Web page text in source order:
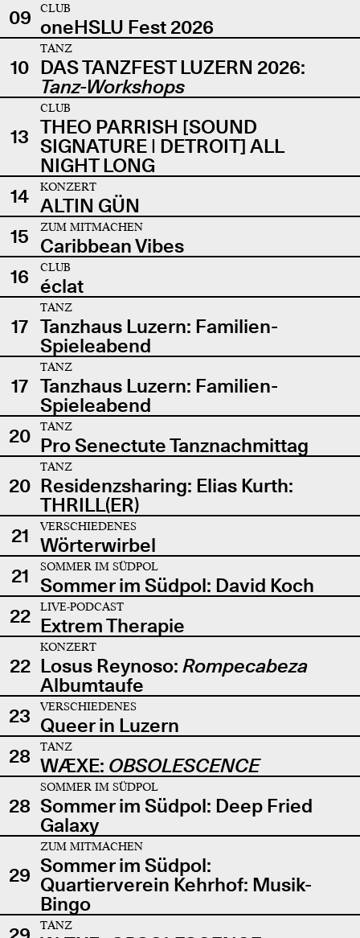
09
CLUB
oneHSLU Fest 2026
10
TANZ
DAS TANZFEST LUZERN 2026:
Tanz-Workshops
13
CLUB
THEO PARRISH [SOUND
SIGNATURE | DETROIT] ALL
NIGHT LONG
14
KONZERT
ALTIN GÜN
15
ZUM MITMACHEN
Caribbean Vibes
16
CLUB
éclat
17
TANZ
Tanzhaus Luzern: Familien-
Spieleabend
17
TANZ
Tanzhaus Luzern: Familien-
Spieleabend
20
TANZ
Pro Senectute Tanznachmittag
20
TANZ
Residenzsharing: Elias Kurth:
THRILL(ER)
21
VERSCHIEDENES
Wörterwirbel
21
SOMMER IM SÜDPOL
Sommer im Südpol: David Koch
22
LIVE-PODCAST
Extrem Therapie
22
KONZERT
Losus Reynoso: Rompecabeza
Albumtaufe
23
VERSCHIEDENES
Queer in Luzern
28
TANZ
WÆXE: OBSOLESCENCE
28
SOMMER IM SÜDPOL
Sommer im Südpol: Deep Fried
Galaxy
29
ZUM MITMACHEN
Sommer im Südpol:
Quartierverein Kehrhof: Musik-
Bingo
TANZ